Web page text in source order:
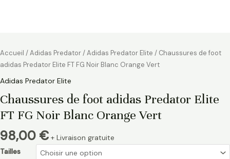
Accueil /Adidas Predator/Adidas Predator Elite / Chaussures de foot
adidas Predator Elite FT FG Noir Blanc Orange Vert
Adidas Predator Elite
Chaussures de foot adidas Predator Elite
FT FG Noir Blanc Orange Vert
98,00 € + Livraison gratuite
Tailles